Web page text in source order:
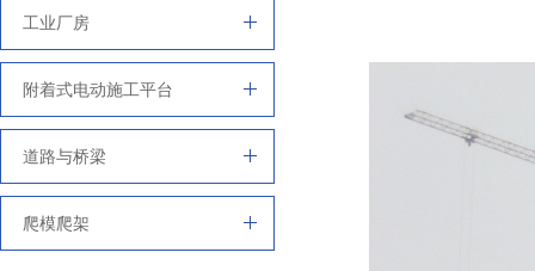
工业厂房
附着式电动施工平台
道路与桥梁
爬模爬架